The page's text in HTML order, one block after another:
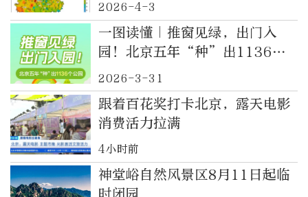
2026-4-3
一图读懂｜推窗见绿，出门入
园！北京五年“种”出1136个
公园
2026-3-31
跟着百花奖打卡北京，露天电影
消费活力拉满
4小时前
神堂峪自然风景区8月11日起临